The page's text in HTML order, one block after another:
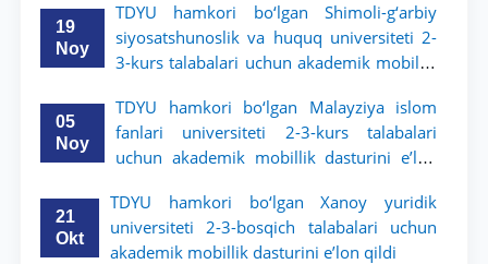
19
Noy
TDYU hamkori bo‘lgan Shimoli-g‘arbiy
siyosatshunoslik va huquq universiteti 2-
3-kurs talabalari uchun akademik mobillik
05
Noy
TDYU hamkori bo‘lgan Malayziya islom
fanlari universiteti 2-3-kurs talabalari
uchun akademik mobillik dasturini e’lon
21
Okt
TDYU hamkori bo‘lgan Xanoy yuridik
universiteti 2-3-bosqich talabalari uchun
akademik mobillik dasturini e’lon qildi